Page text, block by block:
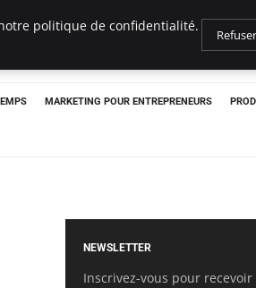
MARKETING POUR ENTREPRENEURS
NEWSLETTER
Inscrivez-vous pour recevoir
politique de confidentialité.
Refuser